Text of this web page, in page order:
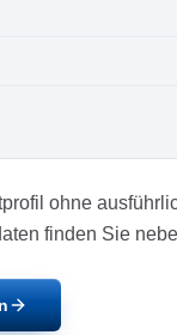
ohne
finden Sie